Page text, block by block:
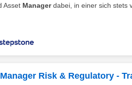
Asset Managerdabei, in einer sich stets
Risk & Regulatory -